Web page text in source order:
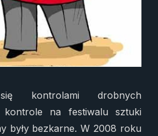
kontrolami drobnych
kontrole na festiwalu sztuki
były bezkarne. W 2008 roku